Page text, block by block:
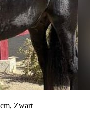
Zwart